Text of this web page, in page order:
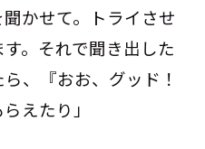
かせて。トライさせ
。それで聞き出した
、『おお、グッド！
えたり」